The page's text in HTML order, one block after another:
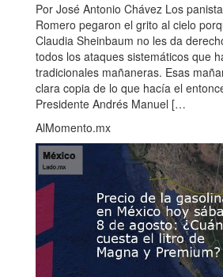
Por José Antonio Chávez Los
Romero pegaron el grito al cielo
Claudia Sheinbaum no les da
todos los ataques sistemáticos que
tradicionales mañaneras. Esas
clara copia de lo que hacía el
Presidente Andrés Manuel […
AlMomento.mx